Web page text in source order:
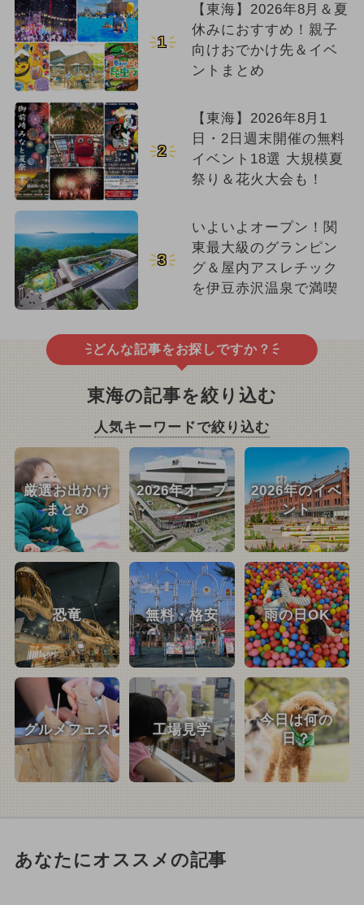
1
【東海】2026年8月＆夏
休みにおすすめ！親子
向けおでかけ先＆イベ
ントまとめ
2
【東海】2026年8月1
日・2日週末開催の無料
イベント18選 大規模夏
祭り＆花火大会も！
3
いよいよオープン！関
東最大級のグランピン
グ＆屋内アスレチック
を伊豆赤沢温泉で満喫
どんな記事をお探しですか？
東海の記事を絞り込む
人気キーワードで絞り込む
厳選お出かけ
まとめ
2026年オープ
ン
2026年のイベ
ント
恐竜 無料・格安 雨の日OK
グルメフェス 工場見学
今日は何の
日？
あなたにオススメの記事